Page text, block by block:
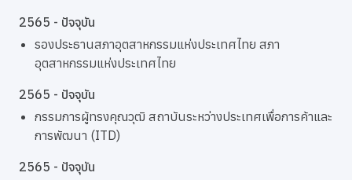
2565 - ปัจจุบัน
รองประธานสภาอุตสาหกรรมแห่งประเทศไทย สภา
อุตสาหกรรมแห่งประเทศไทย
2565 - ปัจจุบัน
กรรมการผู้ทรงคุณวุฒิ สถาบันระหว่างประเทศเพื่อการค้าและ
การพัฒนา (ITD)
2565 - ปัจจุบัน